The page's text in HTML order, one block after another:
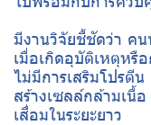
มีงานวิจัยชี้ชัดว่า ค
เมื่อเกิดอุบัติเหตุหรื
ไม่มีการเสริมโปรตี
สร้างเซลล์กล้ามเนื้
เสื่อมในระยะยาว